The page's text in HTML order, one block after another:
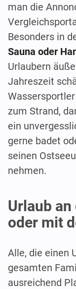
man die
Besonders in
Sauna oder
Urlaubern
Jahreszeit
zum Strand,
ein
gerne badet
seinen
nehmen.
Urlaub
oder mit
Alle, die einen
gesamten
ausreichend